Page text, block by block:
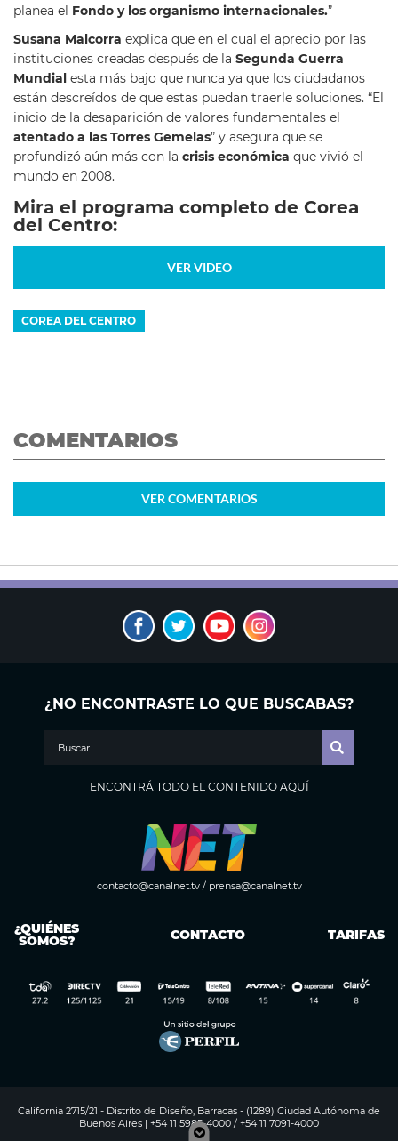
planea el Fondo y los organismo internacionales.”
Susana Malcorra explica que en el cual el aprecio por las
instituciones creadas después de la Segunda Guerra
Mundial esta más bajo que nunca ya que los ciudadanos
están descreídos de que estas puedan traerle soluciones. “El
inicio de la desaparición de valores fundamentales el
atentado a las Torres Gemelas” y asegura que se
profundizó aún más con la crisis económica que vivió el
mundo en 2008.
Mira el programa completo de Corea
del Centro:
VER VIDEO
COREA DEL CENTRO
COMENTARIOS
VER COMENTARIOS
¿NO ENCONTRASTE LO QUE BUSCABAS?
ENCONTRÁ TODO EL CONTENIDO AQUÍ
contacto@canalnet.tv/ prensa@canalnet.tv
¿QUIÉNES
SOMOS? CONTACTO TARIFAS
California 2715/21 - Distrito de Diseño, Barracas - (1289) Ciudad Autónoma de
Buenos Aires | +54 11 5985-4000 / +54 11 7091-4000